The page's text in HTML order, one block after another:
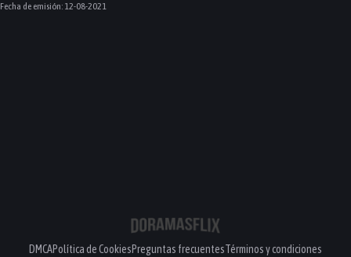
Fecha de emisión: 12-08-2021
DMCAPolítica de CookiesPreguntas frecuentesTérminos y condiciones